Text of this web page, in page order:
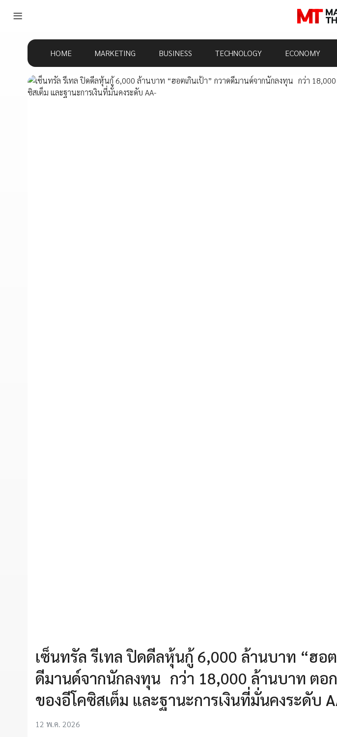
HOME MARKETING BUSINESS TECHNOLOGY ECONOMY
เซ็นทรัล รีเทล ปิดดีลหุ้นกู้ 6,000 ล้านบาท “ฮอต
ดีมานด์จากนักลงทุน กว่า 18,000 ล้านบาท ตอ
ของอีโคซิสเต็ม และฐานะการเงินที่มั่นคงระดับ
12 พ.ค. 2026